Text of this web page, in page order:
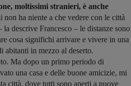
moltissimi stranieri, è anche
non ha niente a che vedere con le città
la descrive Francesco – le distanze sono
cosa significhi arrivare e vivere in una
abitanti in mezzo al deserto.
Ma dopo un primo periodo di
una casa e delle buone amicizie, mi
città, dove tutti sono aperti a nuove